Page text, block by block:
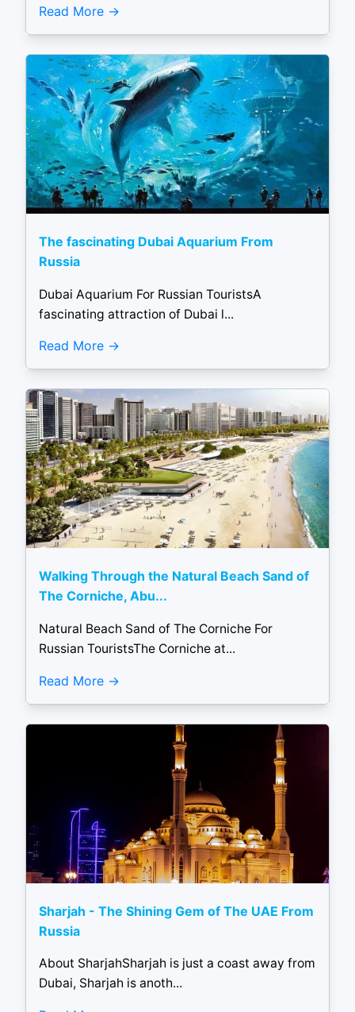
Read More
The fascinating Dubai Aquarium From
Russia
Dubai Aquarium For Russian TouristsA
fascinating attraction of Dubai l...
Read More
Walking Through the Natural Beach Sand of
The Corniche, Abu...
Natural Beach Sand of The Corniche For
Russian TouristsThe Corniche at...
Read More
Sharjah - The Shining Gem of The UAE From
Russia
About SharjahSharjah is just a coast away from
Dubai, Sharjah is anoth...